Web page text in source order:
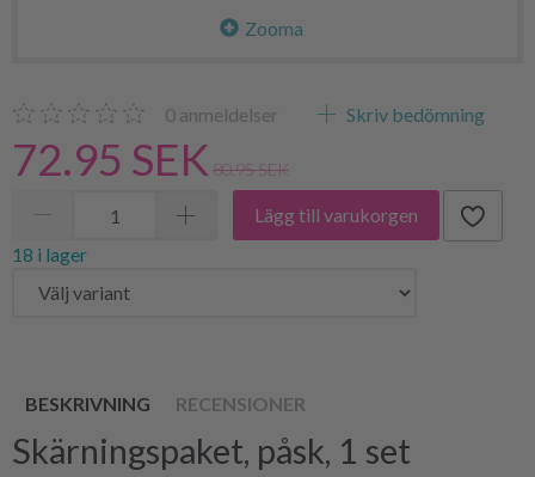
Zooma
0 anmeldelser Skriv bedömning
72.95 SEK 80.95 SEK
Lägg till varukorgen
18 i lager
BESKRIVNING RECENSIONER
Skärningspaket, påsk, 1 set